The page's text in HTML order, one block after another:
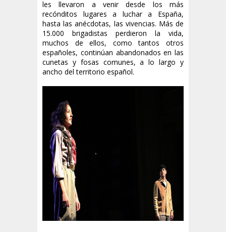
les llevaron a venir desde los más
recónditos lugares a luchar a España,
hasta las anécdotas, las vivencias. Más de
15.000 brigadistas perdieron la vida,
muchos de ellos, como tantos otros
españoles, continúan abandonados en las
cunetas y fosas comunes, a lo largo y
ancho del territorio español.